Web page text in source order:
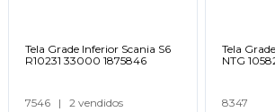
Tela Grade Inferior Scania S6
R10231 33000 1875846
7546 | 2 vendidos
Tela
NTG
8347